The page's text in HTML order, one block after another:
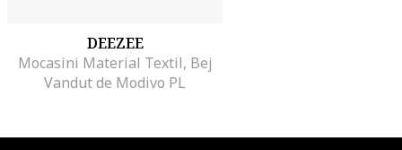
DEEZEE
Mocasini Material Textil, Bej
Vandut de Modivo PL